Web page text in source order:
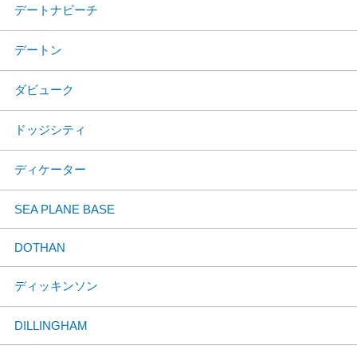
デートナビーチ
デートン
ダビューク
ドッジシティ
ディケーター
SEA PLANE BASE
DOTHAN
ディッキンソン
DILLINGHAM